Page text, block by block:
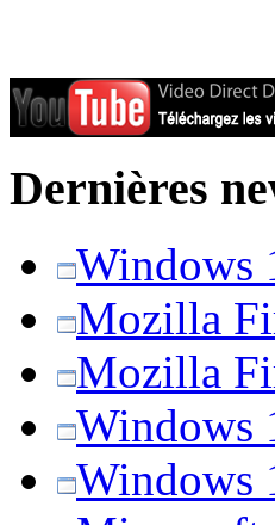
Dernières
Windows
Mozilla
Mozilla
Windows
Windows